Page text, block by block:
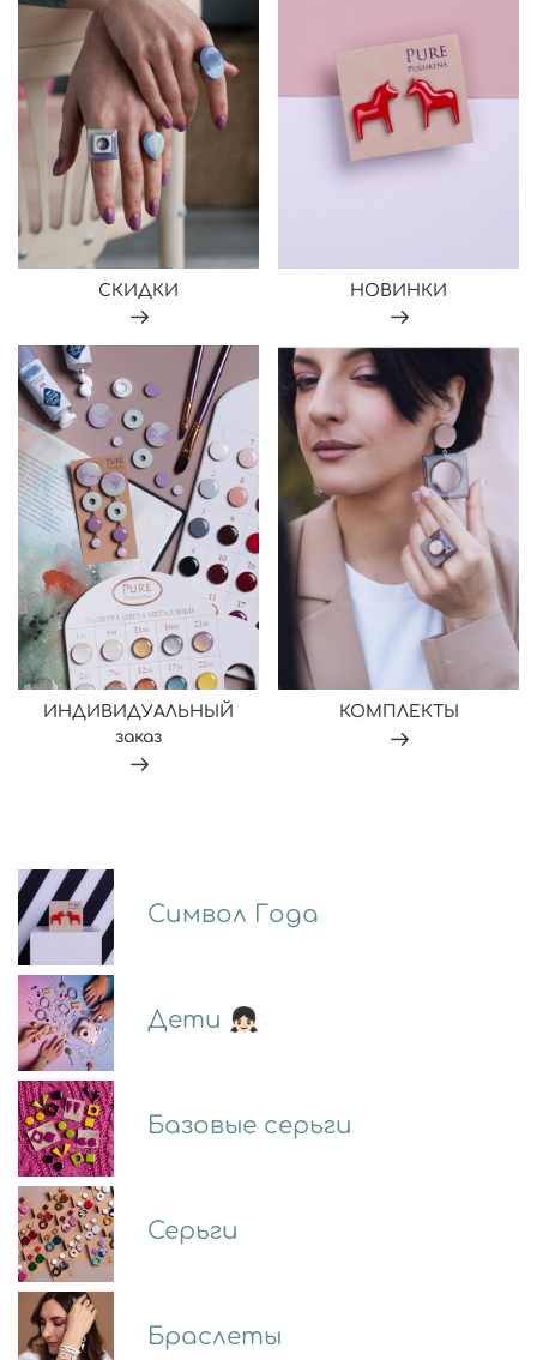
СКИДКИ НОВИНКИ
ИНДИВИДУАЛЬНЫЙ
заказ
КОМПЛЕКТЫ
Символ Года
Дети 👧🏻
Базовые серьги
Серьги
Браслеты